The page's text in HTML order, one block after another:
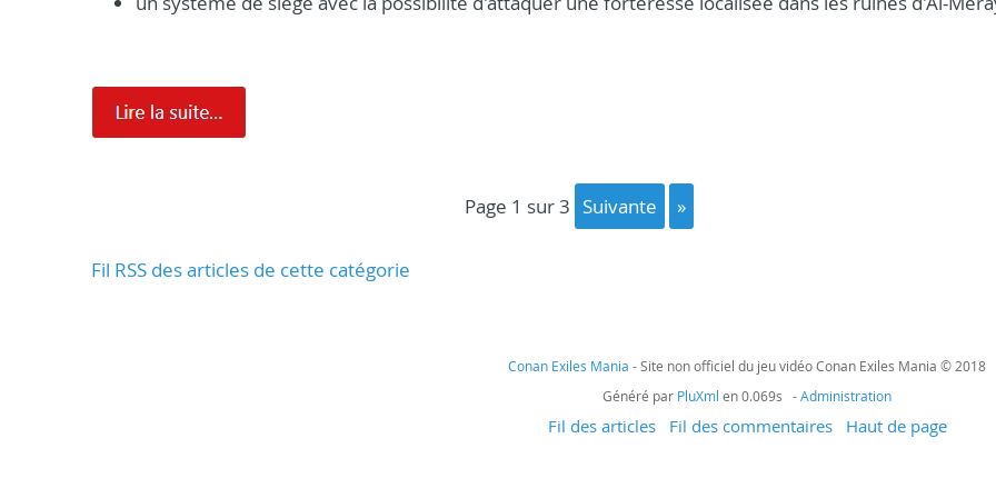
page 1 sur 3 suivante »
Fil RSS des articles de cette catégorie
Conan Exiles Mania - Site non officiel du jeu vidéo Conan Exiles Mania © 2018
Généré par PluXml en 0.069s -Administration
Fil des articles Fil des commentaires Haut de page